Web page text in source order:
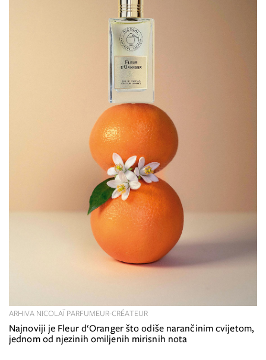
Najnoviji je Fleur d‘Oranger što odiše narančinim cvijetom,
jednom od njezinih omiljenih mirisnih nota
ARHIVA NICOLAÏ PARFUMEUR-CRÉATEUR